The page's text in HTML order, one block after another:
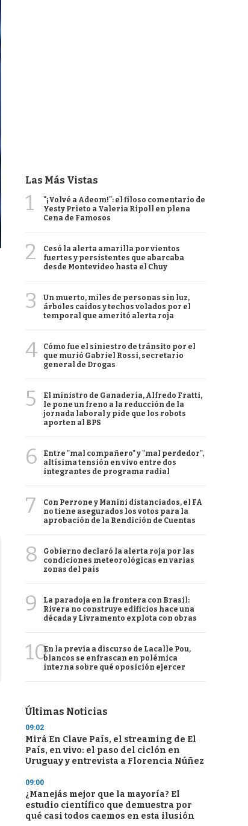
Las Más Vistas
1
"¡Volvé a Adeom!": el filoso comentario de
Yesty Prieto a Valeria Ripoll en plena
Cena de Famosos
2
Cesó la alerta amarilla por vientos
fuertes y persistentes que abarcaba
desde Montevideo hasta el Chuy
3
Un muerto, miles de personas sin luz,
árboles caídos y techos volados por el
temporal que ameritó alerta roja
4
Cómo fue el siniestro de tránsito por el
que murió Gabriel Rossi, secretario
general de Drogas
5
El ministro de Ganadería, Alfredo Fratti,
le pone un freno a la reducción de la
jornada laboral y pide que los robots
aporten al BPS
6
Entre "mal compañero" y "mal perdedor",
altísima tensión en vivo entre dos
integrantes de programa radial
7
Con Perrone y Manini distanciados, el FA
no tiene asegurados los votos para la
aprobación de la Rendición de Cuentas
8
Gobierno declaró la alerta roja por las
condiciones meteorológicas en varias
zonas del país
9
La paradoja en la frontera con Brasil:
Rivera no construye edificios hace una
década y Livramento explota con obras
10En la previa a discurso de Lacalle Pou,
blancos se enfrascan en polémica
interna sobre qué oposición ejercer
Últimas Noticias
09:02
Mirá En Clave País, el streaming de El
País, en vivo: el paso del ciclón en
Uruguay y entrevista a Florencia Núñez
09:00
¿Manejás mejor que la mayoría? El
estudio científico que demuestra por
qué casi todos caemos en esta ilusión